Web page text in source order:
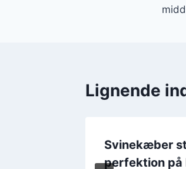
Lignende
Svinekæber
perfektion